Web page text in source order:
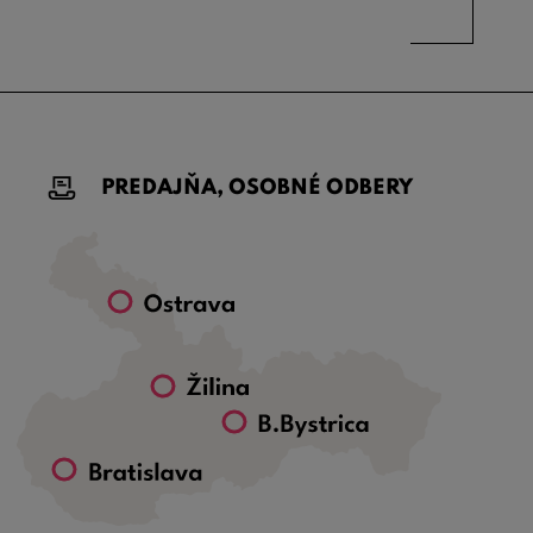
PREDAJŇA, OSOBNÉ ODBERY